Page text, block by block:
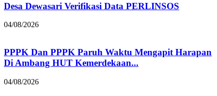
Desa Dewasari Verifikasi Data PERLINSOS
04/08/2026
PPPK Dan PPPK Paruh Waktu Mengapit Harapan
Di Ambang HUT Kemerdekaan...
04/08/2026